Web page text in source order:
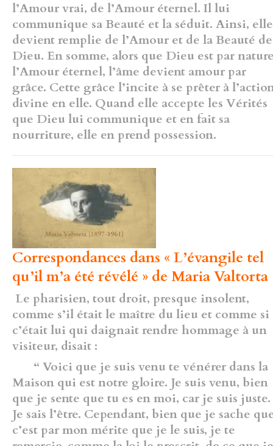
l’Amour vrai, de l’Amour éternel. Il lui
communique sa Beauté et la séduit. Ainsi, elle
devientremplie de l’Amour et de la Beauté de
Dieu. En somme, alors que Dieu est par
l’Amour éternel, l’âme devient amour par
grâce. Cette grâce l’incite à se prêter à
divine en elle. Quand elle accepte les Vérités
que Dieu lui communique et en fait sa
nourriture, elle en prend possession.
Correspondances dans « L’évangile tel
qu’il m’a été révélé » de Maria Valtorta
Le pharisien, tout droit, presque insolent,
comme s’il était le maître du lieu et comme si
c’était lui qui daignait rendre hommage à un
visiteur, disait :
“ Voici que je suis venu te vénérer dans la
Maison qui est notre gloire. Je suis venu, bien
que je sente que tu es en moi, car je suis juste.
Je sais l’être. Cependant, bien que je sache
c’est par mon mérite que je le suis, je te